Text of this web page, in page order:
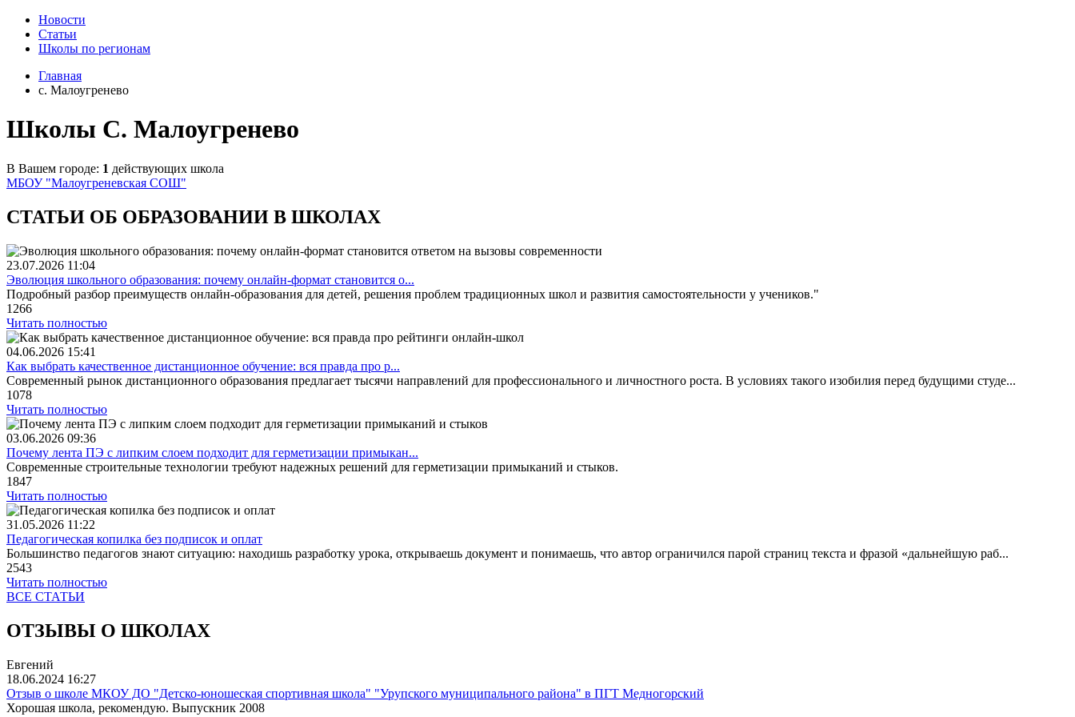
Новости
Статьи
Школы по регионам
Главная
c. Малоугренево
Школы C. Малоугренево
В Вашем городе: 1 действующих школа
МБОУ "Малоугреневская СОШ"
СТАТЬИ ОБ ОБРАЗОВАНИИ В ШКОЛАХ
23.07.2026 11:04
Эволюция школьного образования: почему онлайн-формат становится о...
Подробный разбор преимуществ онлайн-образования для детей, решения проблем традиционных школ и развития самостоятельности у учеников."
1266
Читать полностью
04.06.2026 15:41
Как выбрать качественное дистанционное обучение: вся правда про р...
Современный рынок дистанционного образования предлагает тысячи направлений для профессионального и личностного роста. В условиях такого изобилия перед будущими студе...
1078
Читать полностью
03.06.2026 09:36
Почему лента ПЭ с липким слоем подходит для герметизации примыкан...
Современные строительные технологии требуют надежных решений для герметизации примыканий и стыков.
1847
Читать полностью
31.05.2026 11:22
Педагогическая копилка без подписок и оплат
Большинство педагогов знают ситуацию: находишь разработку урока, открываешь документ и понимаешь, что автор ограничился парой страниц текста и фразой «дальнейшую раб...
2543
Читать полностью
ВСЕ СТАТЬИ
ОТЗЫВЫ О ШКОЛАХ
Евгений
18.06.2024 16:27
Отзыв о школе МКОУ ДО "Детско-юношеская спортивная школа" "Урупского муниципального района" в ПГТ Медногорский
Хорошая школа, рекомендую. Выпускник 2008